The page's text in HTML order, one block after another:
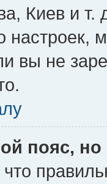
Киев и т.
настроек,
вы не
пояс,